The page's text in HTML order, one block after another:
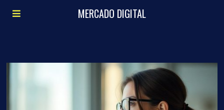
MERCADO DIGITAL